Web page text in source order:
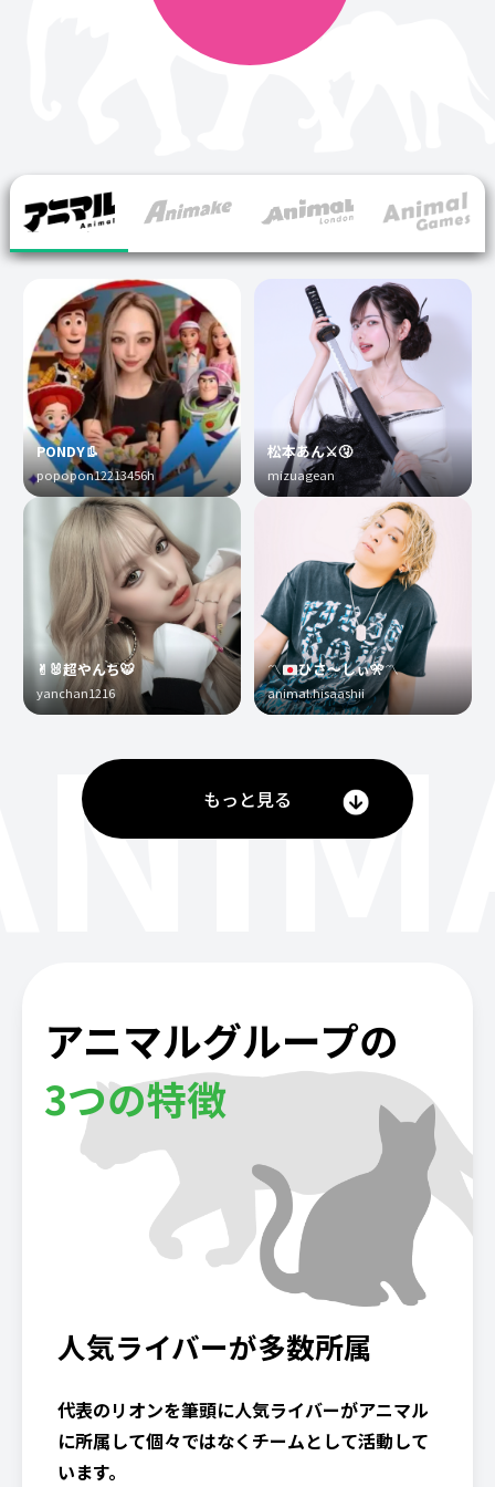
PONDY👢
popopon12213456h
✌︎🐰超やんち🐯
yanchan1216
松本あん⚔️🤧
mizuagean
〽️ ひさ〜しぃ🎌〽️
animal.hisaashii
もっと見る
アニマルグループの
3つの特徴
人気ライバーが多数所属
代表のリオンを筆頭に人気ライバーがアニマル
に所属して個々ではなくチームとして活動して
います。